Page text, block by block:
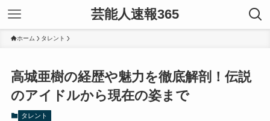
芸能人速報365
ホーム タレント
高城亜樹の経歴や魅力を徹底解剖！伝説
のアイドルから現在の姿まで
タレント